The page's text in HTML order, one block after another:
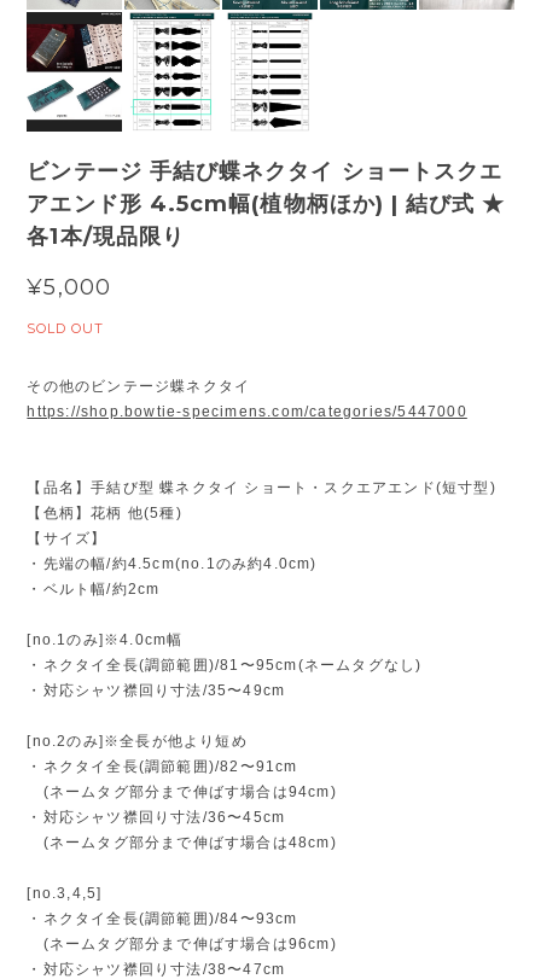
ビンテージ 手結び蝶ネクタイ ショートスクエ
アエンド形 4.5cm幅(植物柄ほか) | 結び式 ★
各1本/現品限り
¥5,000
SOLD OUT
その他のビンテージ蝶ネクタイ
https://shop.bowtie-specimens.com/categories/5447000
【品名】手結び型 蝶ネクタイ ショート・スクエアエンド(短寸型)
【色柄】花柄 他(5種)
【サイズ】
・先端の幅/約4.5cm(no.1のみ約4.0cm)
・ベルト幅/約2cm
[no.1のみ]※4.0cm幅
・ネクタイ全長(調節範囲)/81〜95cm(ネームタグなし)
・対応シャツ襟回り寸法/35〜49cm
[no.2のみ]※全長が他より短め
・ネクタイ全長(調節範囲)/82〜91cm
(ネームタグ部分まで伸ばす場合は94cm)
・対応シャツ襟回り寸法/36〜45cm
(ネームタグ部分まで伸ばす場合は48cm)
[no.3,4,5]
・ネクタイ全長(調節範囲)/84〜93cm
(ネームタグ部分まで伸ばす場合は96cm)
・対応シャツ襟回り寸法/38〜47cm